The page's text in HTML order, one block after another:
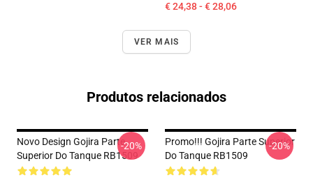
€ 24,38 - € 28,06
VER MAIS
Produtos relacionados
Novo Design Gojira Parte
Superior Do Tanque RB1509
-20%
Promo!!! Gojira Parte Superior
Do Tanque RB1509
-20%